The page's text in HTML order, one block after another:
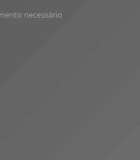
necessário